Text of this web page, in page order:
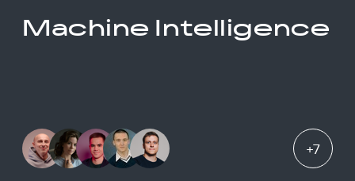
Machine Intelligence
+7